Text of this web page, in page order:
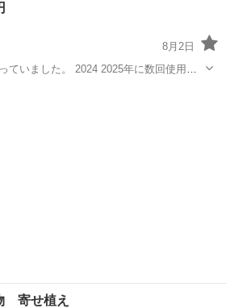
8月2日
ていました。 2024 2025年に数回使用し
寄せ植え